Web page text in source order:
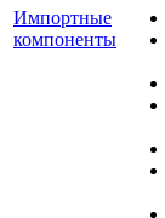
Импортные
компоненты